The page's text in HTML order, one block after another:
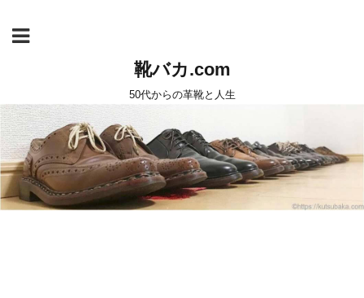
靴バカ.com
50代からの革靴と人生